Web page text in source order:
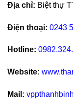
Địa chỉ: Biệt thự
Điện thoại: 0243
Hotline:
Website:
Mail: